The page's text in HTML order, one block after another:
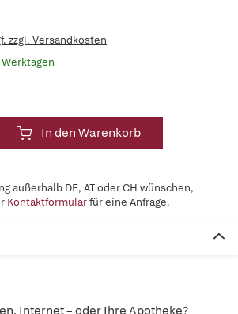
zzgl. Versandkosten
In den Warenkorb
außerhalb DE, AT oder CH wünschen,
Kontaktformularfür eine Anfrage.
Internet – oder Ihre Apotheke?